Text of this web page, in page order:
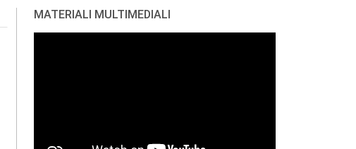
MATERIALI MULTIMEDIALI